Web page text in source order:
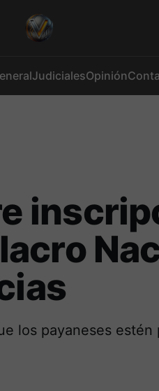
JudicialesOpinión
los payaneses estén